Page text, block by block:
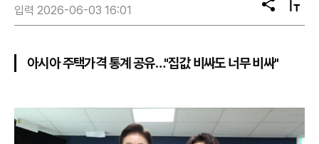
입력 2026-06-03 16:01
공
유
텍
스
아시아 주택가격 통계 공유…"집값 비싸도 너무 비싸"